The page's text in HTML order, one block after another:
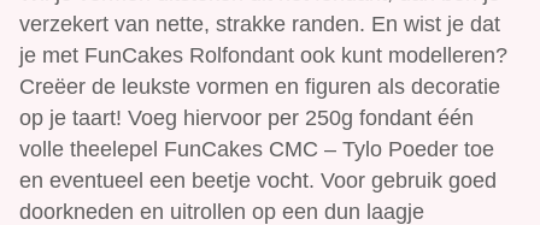
verzekert van nette, strakke randen. En wist je dat
je met FunCakes Rolfondant ook kunt modelleren?
Creëer de leukste vormen en figuren als decoratie
op je taart! Voeg hiervoor per 250g fondant één
volle theelepel FunCakes CMC – Tylo Poeder toe
en eventueel een beetje vocht. Voor gebruik goed
doorkneden en uitrollen op een dun laagje